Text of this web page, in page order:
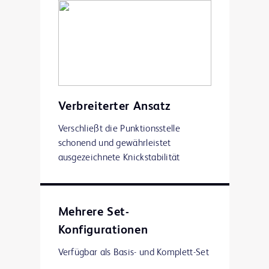
Verbreiterter Ansatz
Verschließt die Punktionsstelle
schonend und gewährleistet
ausgezeichnete Knickstabilität
Mehrere Set-
Konfigurationen
Verfügbar als Basis- und Komplett-Set